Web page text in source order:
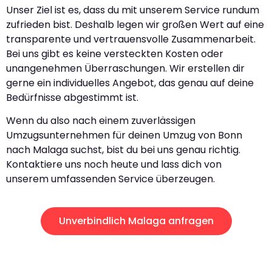
Unser Ziel ist es, dass du mit unserem Service rundum
zufrieden bist. Deshalb legen wir großen Wert auf eine
transparente und vertrauensvolle Zusammenarbeit.
Bei uns gibt es keine versteckten Kosten oder
unangenehmen Überraschungen. Wir erstellen dir
gerne ein individuelles Angebot, das genau auf deine
Bedürfnisse abgestimmt ist.
Wenn du also nach einem zuverlässigen
Umzugsunternehmen für deinen Umzug von Bonn
nach Malaga suchst, bist du bei uns genau richtig.
Kontaktiere uns noch heute und lass dich von
unserem umfassenden Service überzeugen.
Unverbindlich Malaga anfragen